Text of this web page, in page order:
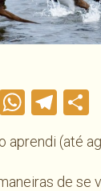
aprendi (até
de se